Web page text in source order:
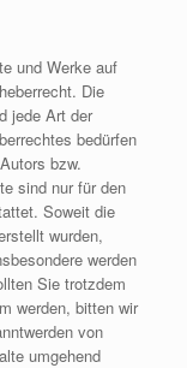
und Werke auf
Die
jede Art der
bedürfen
bzw.
sind nur für den
Soweit die
wurden,
werden
Sie trotzdem
werden, bitten wir
von
umgehend